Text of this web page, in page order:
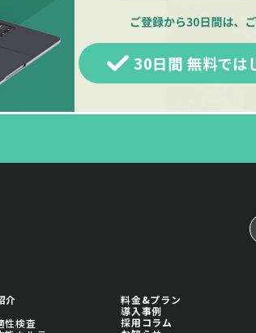
30日間 無料では
介
性検査
料金&プラン
導入事例
採用コラム